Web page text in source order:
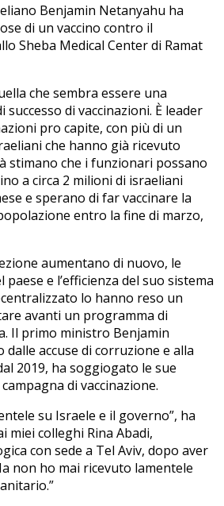
Benjamin Netanyahu ha
di un vaccino contro il
Sheba Medical Center di Ramat
che sembra essere una
di vaccinazioni. È leader
pro capite, con più di un
che hanno già ricevuto
stimano che i funzionari possano
a circa 2 milioni di israeliani
e sperano di far vaccinare la
entro la fine di marzo,
aumentano di nuovo, le
paese e l’efficienza del suo sistema
lo hanno reso un
avanti un programma di
Il primo ministro Benjamin
accuse di corruzione e alla
2019, ha soggiogato le sue
di vaccinazione.
su Israele e il governo”, ha
miei colleghi Rina Abadi,
con sede a Tel Aviv, dopo aver
non ho mai ricevuto lamentele